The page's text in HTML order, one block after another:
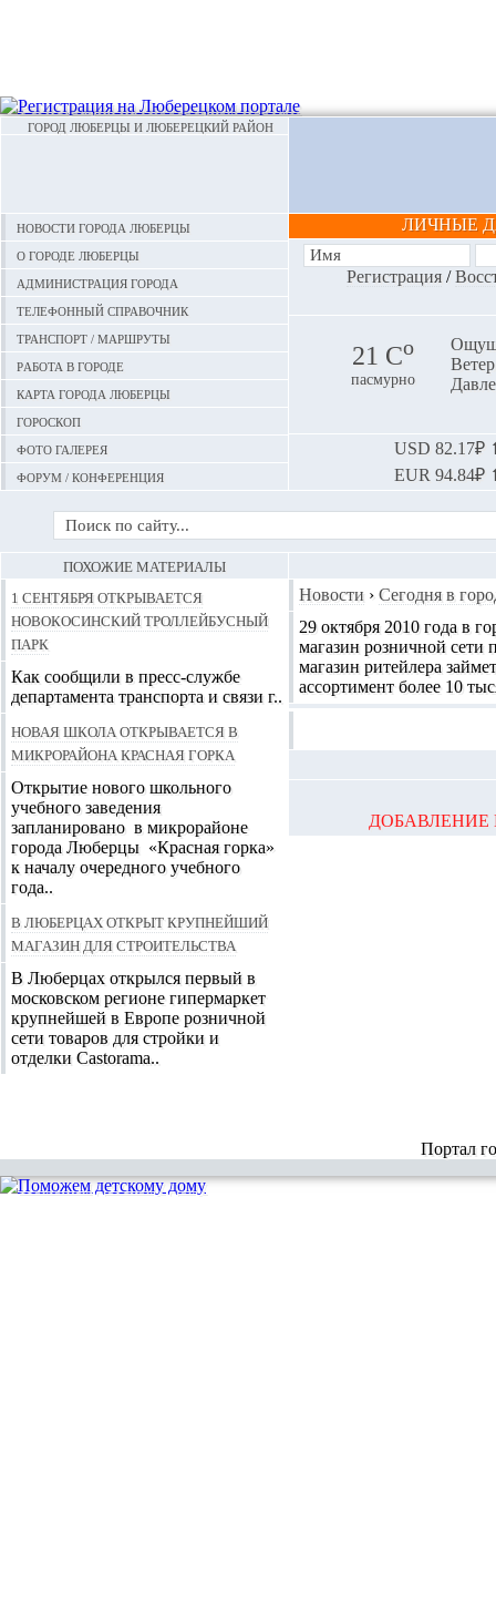
ГОРОД ЛЮБЕРЦЫ И ЛЮБЕРЕЦКИЙ РАЙОН
Новости города Люберцы
О городе Люберцы
Администрация города
Телефонный справочник
Транспорт / маршруты
Работа в городе
Карта города Люберцы
Гороскоп
Фото галерея
Форум / конференция
ЛИЧНЫЕ
Регистрация/
21 Сo
пасмурно
USD 82.17₽
EUR 94.84₽
Новости › Сегодня в
29 октября 2010 года в
магазин розничной
магазин ритейлера
ассортимент более 10
ДОБАВЛЕНИЕ
ПОХОЖИЕ МАТЕРИАЛЫ
1 сентября открывается
Новокосинский троллейбусный
парк
Как сообщили в пресс-службе
департамента транспорта и связи г..
Новая школа открывается в
микрорайона Красная горка
Открытие нового школьного
учебного заведения
запланировано в микрорайоне
города Люберцы «Красная горка»
к началу очередного учебного
года..
В Люберцах открыт крупнейший
магазин для строительства
В Люберцах открылся первый в
московском регионе гипермаркет
крупнейшей в Европе розничной
сети товаров для стройки и
отделки Castorama..
Портал